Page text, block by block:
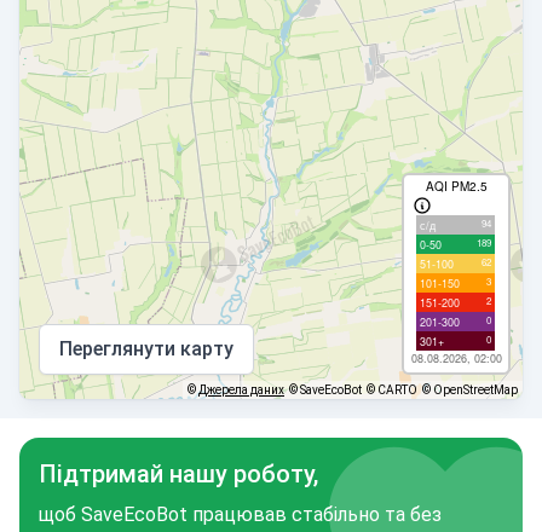
AQI PM2.5
с/д 94
0-50 189
51-100 62
101-150 3
151-200 2
201-300 0
301+ 0
08.08.2026, 02:00
Переглянути карту
©Джерела даних © SaveEcoBot © CARTO © OpenStreetMap
Підтримай нашу роботу,
щоб SaveEcoBot працював стабільно та без